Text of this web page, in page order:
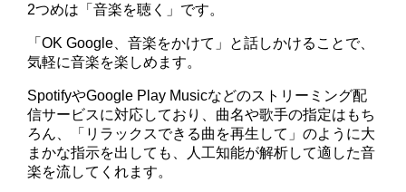
2つめは「音楽を聴く」です。
「OK Google、音楽をかけて」と話しかけることで、
気軽に音楽を楽しめます。
SpotifyやGoogle Play Musicなどのストリーミング配
信サービスに対応しており、曲名や歌手の指定はもち
ろん、「リラックスできる曲を再生して」のように大
まかな指示を出しても、人工知能が解析して適した音
楽を流してくれます。